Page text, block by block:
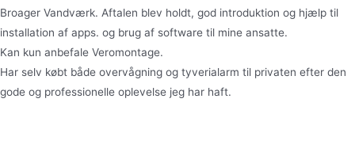
Broager Vandværk. Aftalen blev holdt, god introduktion og hjælp til
installation af apps. og brug af software til mine ansatte.
Kan kun anbefale Veromontage.
Har selv købt både overvågning og tyverialarm til privaten efter den
gode og professionelle oplevelse jeg har haft.